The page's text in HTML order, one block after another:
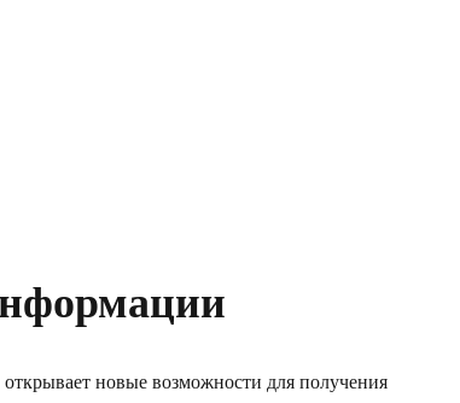
новые возможности для получения